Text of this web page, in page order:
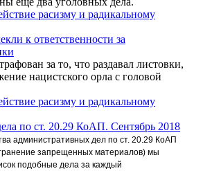
расизму и радикальному
к ответственности за
за то, что раздавал листовки,
нацистского орла с головой
расизму и радикальному
по ст. 20.29 КоАП. Сентябрь 2018
административных дел по ст. 20.29 КоАП
запрещенных материалов) мы
подобные дела за каждый